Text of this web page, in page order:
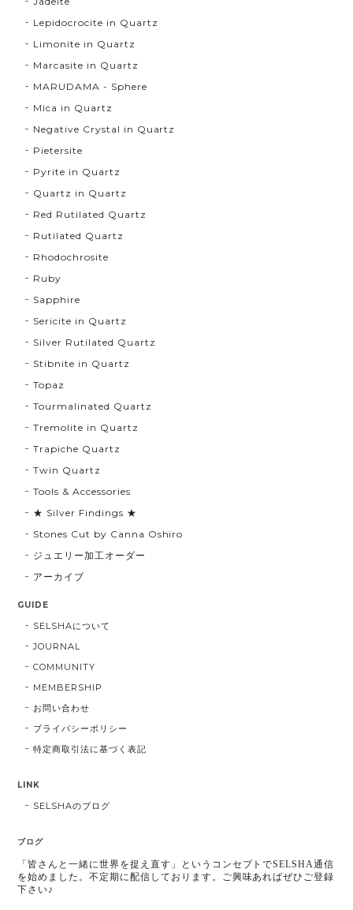
Lepidocrocite in Quartz
Limonite in Quartz
Marcasite in Quartz
MARUDAMA - Sphere
Mica in Quartz
Negative Crystal in Quartz
Pietersite
Pyrite in Quartz
Quartz in Quartz
Red Rutilated Quartz
Rutilated Quartz
Rhodochrosite
Ruby
Sapphire
Sericite in Quartz
Silver Rutilated Quartz
Stibnite in Quartz
Topaz
Tourmalinated Quartz
Tremolite in Quartz
Trapiche Quartz
Twin Quartz
Tools & Accessories
★ Silver Findings ★
Stones Cut by Canna Oshiro
ジュエリー加工オーダー
アーカイブ
GUIDE
SELSHAについて
JOURNAL
COMMUNITY
MEMBERSHIP
お問い合わせ
プライバシーポリシー
特定商取引法に基づく表記
LINK
SELSHAのブログ
ブログ
「皆さんと一緒に世界を捉え直す」というコンセプトでSELSHA通信
を始めました。不定期に配信しております。ご興味あればぜひご登録
下さい♪